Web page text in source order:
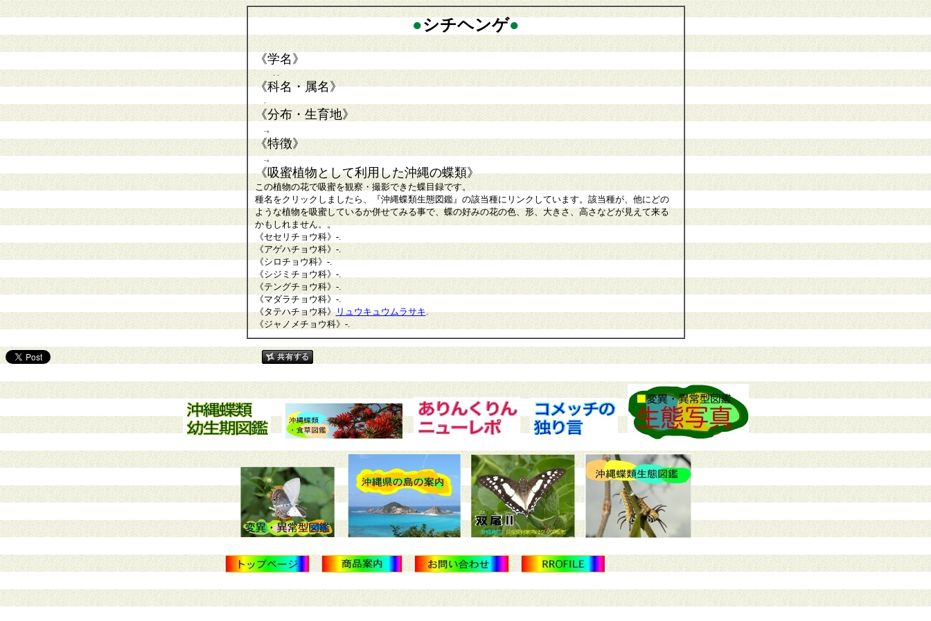
●シチヘンゲ●
《学名》
. .
《科名・属名》
.
《分布・生育地》
.。
《特徴》
.。
《吸蜜植物として利用した沖縄の蝶類》
この植物の花で吸蜜を観察・撮影できた蝶目録です。
種名をクリックしましたら、『沖縄蝶類生態図鑑』の該当種にリンクしています。該当種が、他にどの
ような植物を吸蜜しているか併せてみる事で、蝶の好みの花の色、形、大きさ、高さなどが見えて来る
かもしれません。。
《セセリチョウ科》 -.
《アゲハチョウ科》 -.
《シロチョウ科》-.
《シジミチョウ科》 -.
《テングチョウ科》 -.
《マダラチョウ科》 -.
《タテハチョウ科》リュウキュウムラサキ.
《ジャノメチョウ科》 -.